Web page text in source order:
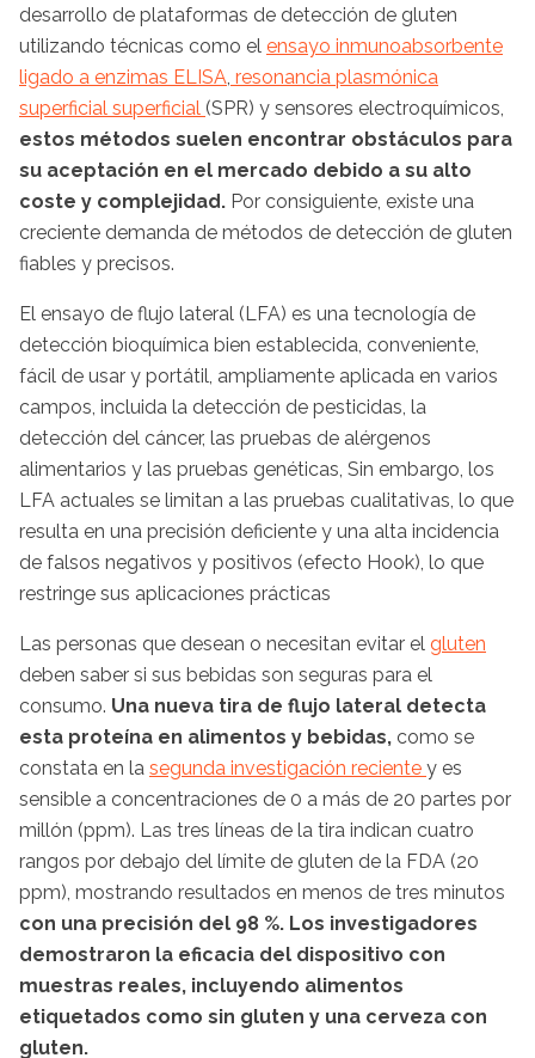
desarrollo de plataformas de detección de gluten
utilizando técnicas como el ensayo inmunoabsorbente
ligado a enzimas ELISA, resonancia plasmónica
superficial superficial (SPR) y sensores electroquímicos,
estos métodos suelen encontrar obstáculos para
su aceptación en el mercado debido a su alto
coste y complejidad. Por consiguiente, existe una
creciente demanda de métodos de detección de gluten
fiables y precisos.
El ensayo de flujo lateral (LFA) es una tecnología de
detección bioquímica bien establecida, conveniente,
fácil de usar y portátil, ampliamente aplicada en varios
campos, incluida la detección de pesticidas, la
detección del cáncer, las pruebas de alérgenos
alimentarios y las pruebas genéticas, Sin embargo, los
LFA actuales se limitan a las pruebas cualitativas, lo que
resulta en una precisión deficiente y una alta incidencia
de falsos negativos y positivos (efecto Hook), lo que
restringe sus aplicaciones prácticas
Las personas que desean o necesitan evitar el gluten
deben saber si sus bebidas son seguras para el
consumo. Una nueva tira de flujo lateral detecta
esta proteína en alimentos y bebidas, como se
constata en la segunda investigación ​​​​​​​reciente y es
sensible a concentraciones de 0 a más de 20 partes por
millón (ppm). Las tres líneas de la tira indican cuatro
rangos por debajo del límite de gluten de la FDA (20
ppm), mostrando resultados en menos de tres minutos
con una precisión del 98 %. Los investigadores
demostraron la eficacia del dispositivo con
muestras reales, incluyendo alimentos
etiquetados como sin gluten y una cerveza con
gluten.